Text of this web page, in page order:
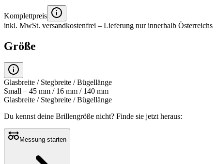
Komplettpreis
inkl. MwSt. versandkostenfrei – Lieferung nur innerhalb Österreichs
Größe
Glasbreite / Stegbreite / Bügellänge
Small – 45 mm / 16 mm / 140 mm
Glasbreite / Stegbreite / Bügellänge
Du kennst deine Brillengröße nicht? Finde sie jetzt heraus:
Messung starten